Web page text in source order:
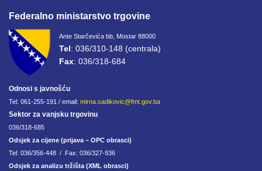
Federalno ministarstvo trgovine
Ante Starčevića bb, Mostar 88000
Tel: 036/310-148 (centrala)
Fax: 036/318-684
Odnosi s javnošću
Tel: 061-255-191 / email: mirna.sadikovic@fmt.gov.ba
Sektor za vanjsku trgovinu
036/318-685
Odsjek za cijene (prijava – OPC obrasci)
Tel: 036/356-448 / Fax: 036/327-936
Odsjek za analizu tržišta (XML obrasci)